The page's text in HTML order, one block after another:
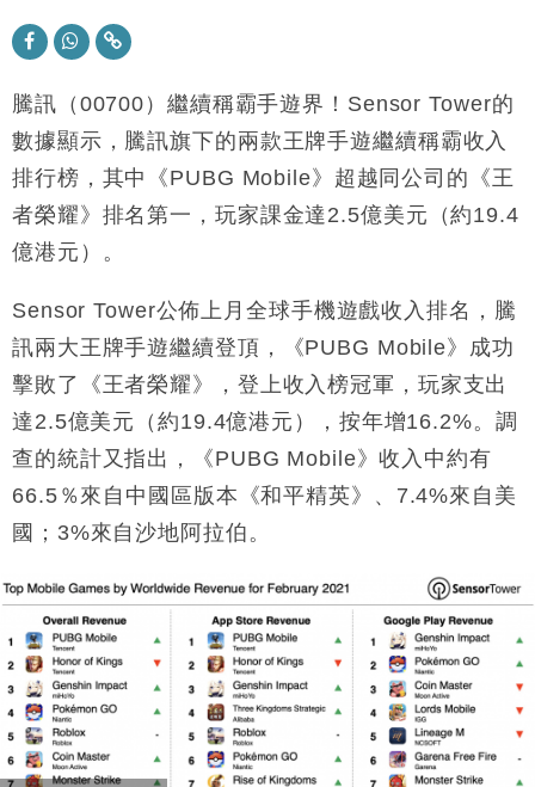
12:30
財經｜香港7月PMI回落至51 企業擴張放慢兼縮減人
11:40
財經｜黑石傳再籌逾360億美元 支援Anthropic租用
Google晶片
10:57
財經｜美商務部擬擴大金屬關稅範圍 14類產品或加徵
25%
18:15
本地｜新世界K11 9月升級會員制度 增鉑金卡級別鎖
定高消費客群
最強
16:33
財經｜滙控重啟最多10億美元回購 派息比率目標維持
50%
15:11
財經｜SHEIN傳最快8月中招股 估值料降至400億美
元以下
13:49
本地｜HK Express推飛行套票 兩程低至448元加2元
可多飛一程
騰訊（00700）繼續稱霸手遊界！Sensor Tower的
數據顯示，騰訊旗下的兩款王牌手遊繼續稱霸收入
排行榜，其中《PUBG Mobile》超越同公司的《王
者榮耀》排名第一，玩家課金達2.5億美元（約19.4
億港元）。
Sensor Tower公佈上月全球手機遊戲收入排名，騰
訊兩大王牌手遊繼續登頂，《PUBG Mobile》成功
擊敗了《王者榮耀》，登上收入榜冠軍，玩家支出
達2.5億美元（約19.4億港元），按年增16.2%。調
查的統計又指出，《PUBG Mobile》收入中約有
66.5％來自中國區版本《和平精英》、7.4%來自美
國；3%來自沙地阿拉伯。